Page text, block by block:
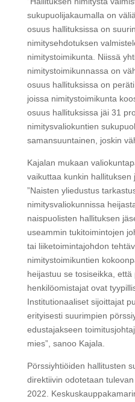
sukupuolijakaumalla on
osuus hallituksissa on
nimitysehdotuksen
nimitystoimikunta. Niissä
nimitystoimikunnassa on
osuus hallituksissa on
joissa nimitystoimikunta
osuus hallituksissa jäi 31
nimitysvaliokuntien
samansuuntainen, joskin
Kajalan mukaan
vaikuttaa kunkin
”Naisten yliedustus
nimitysvaliokunnissa
naispuolisten hallituksen
useammin tukitoimintojen
tai liiketoimintajohdon
nimitystoimikuntien
heijastuu se tosiseikka,
henkilöomistajat ovat
Institutionaaliset sijoittajat
erityisesti suurimpien
edustajakseen
mies”, sanoo Kajala.
Pörssiyhtiöiden hallitusten
direktiivin odotetaan
2022.